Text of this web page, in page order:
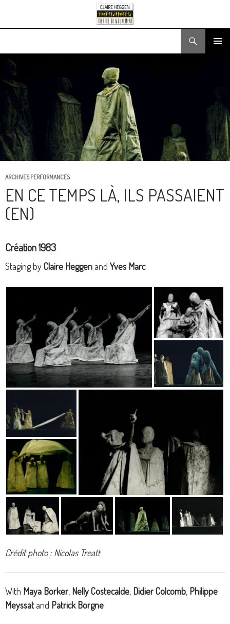
TO
CONTENT
ARCHIVES PERFORMANCES
EN CE TEMPS LÀ, ILS PASSAIENT
(EN)
Création 1983
Staging byClaire Heggenand Yves Marc
Crédit photo : Nicolas Treatt
With Maya Borker Nelly Costecalde Didier Colcomb Philippe
Meyssatand Patrick Borgne